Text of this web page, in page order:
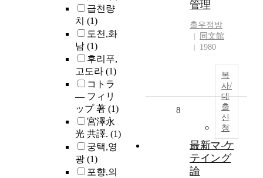
급천량
치 (1)
도천,화
남 (1)
후리푸,
고도라 (1)
コトラ
― フィリ
ップ 著 (1)
宮澤永
光 共譯. (1)
궁택,영
광 (1)
포향,의
管理
출우정방
同文館
1980
복
사/
대
출
신
청
8
最新マ-ケ
テイング
論